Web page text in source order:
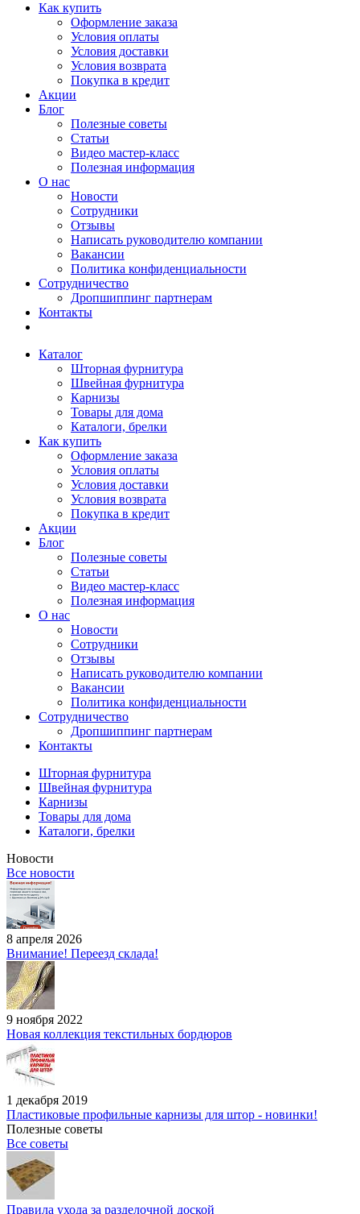
Как купить
Оформление заказа
Условия оплаты
Условия доставки
Условия возврата
Покупка в кредит
Акции
Блог
Полезные советы
Статьи
Видео мастер-класс
Полезная информация
О нас
Новости
Сотрудники
Отзывы
Написать руководителю компании
Вакансии
Политика конфиденциальности
Сотрудничество
Дропшиппинг партнерам
Контакты
Каталог
Шторная фурнитура
Швейная фурнитура
Карнизы
Товары для дома
Каталоги, брелки
Как купить
Оформление заказа
Условия оплаты
Условия доставки
Условия возврата
Покупка в кредит
Акции
Блог
Полезные советы
Статьи
Видео мастер-класс
Полезная информация
О нас
Новости
Сотрудники
Отзывы
Написать руководителю компании
Вакансии
Политика конфиденциальности
Сотрудничество
Дропшиппинг партнерам
Контакты
Шторная фурнитура
Швейная фурнитура
Карнизы
Товары для дома
Каталоги, брелки
Новости
Все новости
8 апреля 2026
Внимание! Переезд склада!
9 ноября 2022
Новая коллекция текстильных бордюров
1 декабря 2019
Пластиковые профильные карнизы для штор - новинки!
Полезные советы
Все советы
Правила ухода за разделочной доской